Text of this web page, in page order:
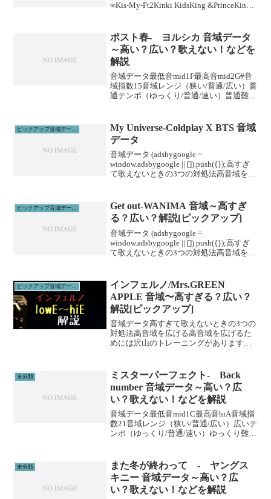
∞Kis-My-Ft2Kinki KidsKing &PrinceKing
ポスト春- ヨルシカ 音域データ
～高い？広い？歌えない！などを
解説
音域データ最低音mid1F最高音mid2G#音
域指数15音域レンジ（狭い/普通/広い）普
通テンポ（ゆっくり/普通/速い）普通難易
す。 (adsbygoogle = w...
ピックアップ音域データ解説
My Universe-Coldplay X BTS 音域
データ
音域データ (adsbygoogle =
window.adsbygoogle || []).push({});高すぎ
て歌えないときの3つの対処法高音域を広
ルに通うこと...
Get out-WANIMA 音域～高すぎ
る？広い？解説[ピックアップ]
音域データ (adsbygoogle =
window.adsbygoogle || []).push({});高すぎ
て歌えないときの3つの対処法高音域を広
ルに通うこと...
インフェルノ/Mrs.GREEN
APPLE 音域〜高すぎる？広い？
解説[ピックアップ]
音域データ高すぎて歌えないときの3つの
対処法高音域を広げる高音域を広げるた
めには沢山のトレーニングがあります。
向くよりも下を向いて歌った方が出やす
いです。マイクと首の...
未分類
ミスターパーフェクト- Back
number 音域データ～高い？広
い？歌えない！などを解説
音域データ最低音mid1C最高音hiA音域指
数21音域レンジ（狭い/普通/広い）広いテ
ンポ（ゆっくり/普通/速い）ゆっくり難易
す。 (adsbygoogle = wi...
未分類
また冬が終わって - ヤングス
キニー 音域データ～高い？広
い？歌えない！などを解説